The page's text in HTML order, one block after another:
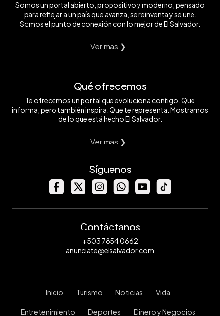
Somos un portal abierto, propositivo y moderno, pensado
para reflejar a un país que avanza, se reinventa y se une.
Somos el punto de conexión con lo mejor de El Salvador.
Ver mas ❯
Qué ofrecemos
Te ofrecemos un portal que evoluciona contigo. Que
informa, pero también inspira. Que te representa. Mostramos
de lo que está hecho El Salvador.
Ver mas ❯
Síguenos
Contáctanos
+503 7854 0662
anunciate@elsalvador.com
Inicio Turismo Noticias Vida
Entretenimiento Deportes Dinero y Negocios